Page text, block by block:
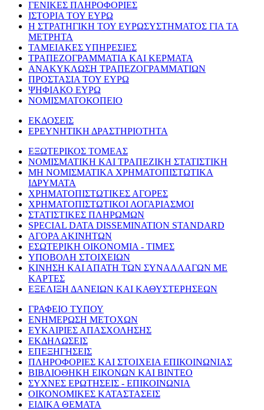
ΓΕΝΙΚΕΣ ΠΛΗΡΟΦΟΡΙΕΣ
ΙΣΤΟΡΙΑ ΤΟΥ ΕΥΡΩ
Η ΣΤΡΑΤΗΓΙΚΗ ΤΟΥ ΕΥΡΩΣΥΣΤΗΜΑΤΟΣ ΓΙΑ ΤΑ
ΜΕΤΡΗΤΑ
ΤΑΜΕΙΑΚΕΣ ΥΠΗΡΕΣΙΕΣ
ΤΡΑΠΕΖΟΓΡΑΜΜΑΤΙΑ ΚΑΙ ΚΕΡΜΑΤΑ
ΑΝΑΚΥΚΛΩΣΗ ΤΡΑΠΕΖΟΓΡΑΜΜΑΤΙΩΝ
ΠΡΟΣΤΑΣΙΑ ΤΟΥ ΕΥΡΩ
ΨΗΦΙΑΚΟ ΕΥΡΩ
ΝΟΜΙΣΜΑΤΟΚΟΠΕΙΟ
ΕΚΔΟΣΕΙΣ
ΕΡΕΥΝΗΤΙΚΗ ΔΡΑΣΤΗΡΙΟΤΗΤΑ
ΕΞΩΤΕΡΙΚΟΣ ΤΟΜΕΑΣ
ΝΟΜΙΣΜΑΤΙΚΗ ΚΑΙ ΤΡΑΠΕΖΙΚΗ ΣΤΑΤΙΣΤΙΚΗ
ΜΗ ΝΟΜΙΣΜΑΤΙΚΑ ΧΡΗΜΑΤΟΠΙΣΤΩΤΙΚΑ
ΙΔΡΥΜΑΤΑ
ΧΡΗΜΑΤΟΠΙΣΤΩΤΙΚΕΣ ΑΓΟΡΕΣ
ΧΡΗΜΑΤΟΠΙΣΤΩΤΙΚΟΙ ΛΟΓΑΡΙΑΣΜΟΙ
ΣΤΑΤΙΣΤΙΚΕΣ ΠΛΗΡΩΜΩΝ
SPECIAL DATA DISSEMINATION STANDARD
ΑΓΟΡΑ ΑΚΙΝΗΤΩΝ
ΕΣΩΤΕΡΙΚΗ ΟΙΚΟΝΟΜΙΑ - ΤΙΜΕΣ
ΥΠΟΒΟΛΗ ΣΤΟΙΧΕΙΩΝ
ΚΙΝΗΣΗ ΚΑΙ ΑΠΑΤΗ ΤΩΝ ΣΥΝΑΛΛΑΓΩΝ ΜΕ
ΚΑΡΤΕΣ
ΕΞΕΛΙΞΗ ΔΑΝΕΙΩΝ ΚΑΙ ΚΑΘΥΣΤΕΡΗΣΕΩΝ
ΓΡΑΦΕΙΟ ΤΥΠΟΥ
ΕΝΗΜΕΡΩΣΗ ΜΕΤΟΧΩΝ
ΕΥΚΑΙΡΙΕΣ ΑΠΑΣΧΟΛΗΣΗΣ
ΕΚΔΗΛΩΣΕΙΣ
ΕΠΕΞΗΓΗΣΕΙΣ
ΠΛΗΡΟΦΟΡΙΕΣ ΚΑΙ ΣΤΟΙΧΕΙΑ ΕΠΙΚΟΙΝΩΝΙΑΣ
ΒΙΒΛΙΟΘΗΚΗ ΕΙΚΟΝΩΝ ΚΑΙ ΒΙΝΤΕΟ
ΣΥΧΝΕΣ ΕΡΩΤΗΣΕΙΣ - ΕΠΙΚΟΙΝΩΝΙΑ
ΟΙΚΟΝΟΜΙΚΕΣ ΚΑΤΑΣΤΑΣΕΙΣ
ΕΙΔΙΚΑ ΘΕΜΑΤΑ